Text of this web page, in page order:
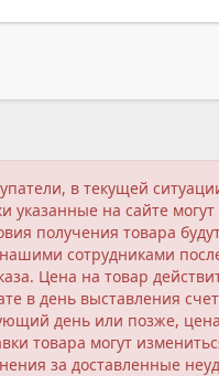
в текущей
указанные на сайте
получения товара
сотрудниками
Цена на товар
в день выставления
день или позже,
товара могут
за доставленные